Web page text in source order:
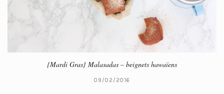
{Mardi Gras} Malasadas – beignets hawaïens
09/02/2016